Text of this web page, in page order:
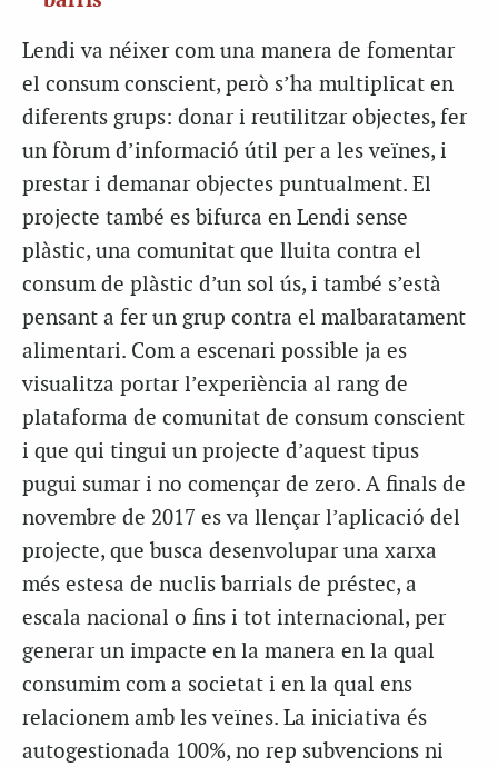
Lendi va néixer com una manera de fomentar
el consum conscient, però s’ha multiplicat en
diferents grups: donar i reutilitzar objectes, fer
un fòrum d’informació útil per a les veïnes, i
prestar i demanar objectes puntualment. El
projecte també es bifurca en Lendi sense
plàstic, una comunitat que lluita contra el
consum de plàstic d’un sol ús, i també s’està
pensant a fer un grup contra el malbaratament
alimentari. Com a escenari possible ja es
visualitza portar l’experiència al rang de
plataforma de comunitat de consum conscient
i que qui tingui un projecte d’aquest tipus
pugui sumar i no començar de zero. A finals de
novembre de 2017 es va llençar l’aplicació del
projecte, que busca desenvolupar una xarxa
més estesa de nuclis barrials de préstec, a
escala nacional o fins i tot internacional, per
generar un impacte en la manera en la qual
consumim com a societat i en la qual ens
relacionem amb les veïnes. La iniciativa és
autogestionada 100%, no rep subvencions ni